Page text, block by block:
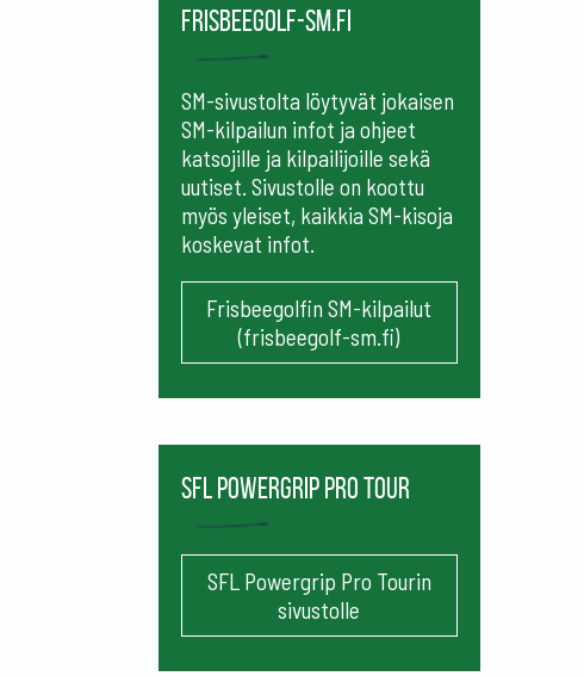
frisbeegolf-sm.fi
SM-sivustolta löytyvät jokaisen
SM-kilpailun infot ja ohjeet
katsojille ja kilpailijoille sekä
uutiset. Sivustolle on koottu
myös yleiset, kaikkia SM-kisoja
koskevat infot.
Frisbeegolfin SM-kilpailut
(frisbeegolf-sm.fi)
SFL Powergrip Pro Tour
SFL Powergrip Pro Tourin
sivustolle